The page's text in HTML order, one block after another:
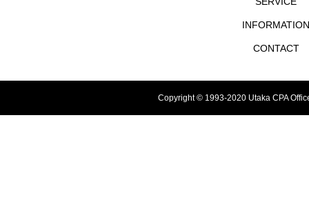
INFORMATION
CONTACT
Copyright © 1993-2020 Utaka CPA